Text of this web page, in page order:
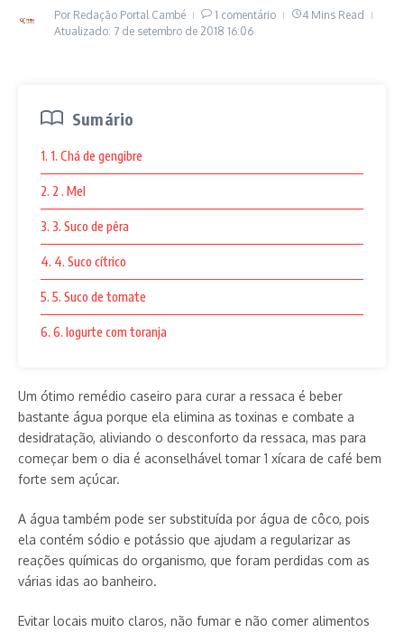
Por Redação Portal Cambé 1 comentário
4 Mins Read
Atualizado: 7 de setembro de 2018 16:06
Sumário
1. 1. Chá de gengibre
2. 2 . Mel
3. 3. Suco de pêra
4. 4. Suco cítrico
5. 5. Suco de tomate
6. 6. Iogurte com toranja
Um ótimo remédio caseiro para curar a ressaca é beber
bastante água porque ela elimina as toxinas e combate a
desidratação, aliviando o desconforto da ressaca, mas para
começar bem o dia é aconselhável tomar 1 xícara de café bem
forte sem açúcar.
A água também pode ser substituída por água de côco, pois
ela contém sódio e potássio que ajudam a regularizar as
reações químicas do organismo, que foram perdidas com as
várias idas ao banheiro.
Evitar locais muito claros, não fumar e não comer alimentos